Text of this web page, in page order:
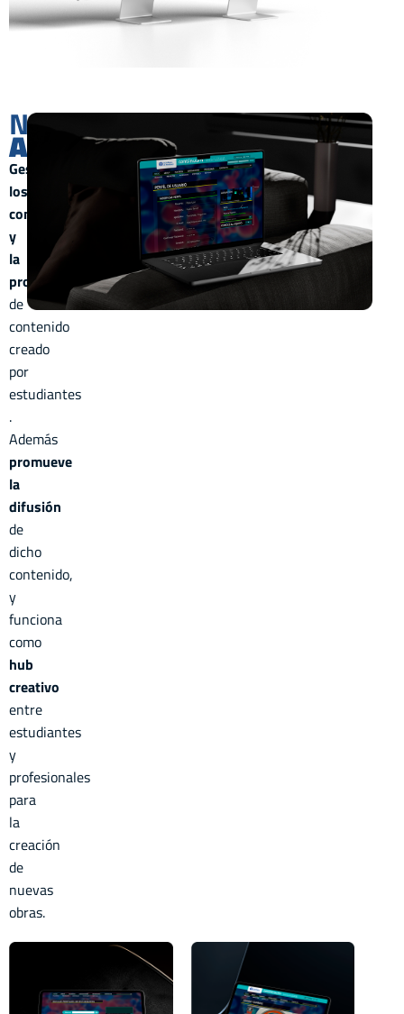
Nuestras
Acciones
Gestiona
los
contenidos
y
la
producción
de
contenido
creado
por
estudiantes
.
Además
promueve
la
difusión
de
dicho
contenido,
y
funciona
como
hub
creativo
entre
estudiantes
y
profesionales
para
la
creación
de
nuevas
obras.